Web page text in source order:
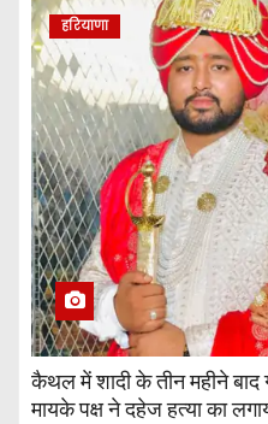
हरियाणा
कैथल में शादी के तीन महीने बाद
मायके पक्ष ने दहेज हत्या का